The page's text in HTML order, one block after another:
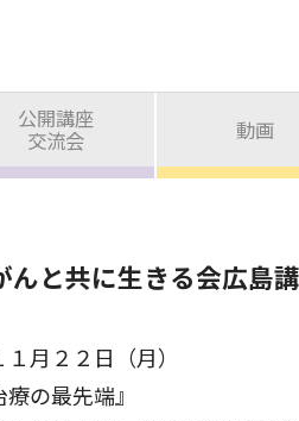
公開講座
交流会 動画
んと共に生きる会広島
月２２日（月）
療の最先端』